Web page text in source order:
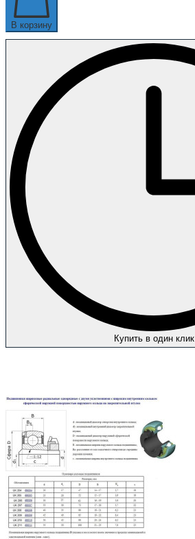
В корзину
Купить в один клик